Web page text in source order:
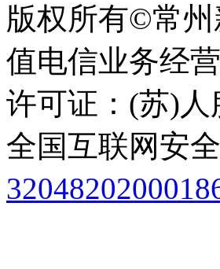
版权所有©常
值电信业务经
许可证：(苏)人
全国互联网安